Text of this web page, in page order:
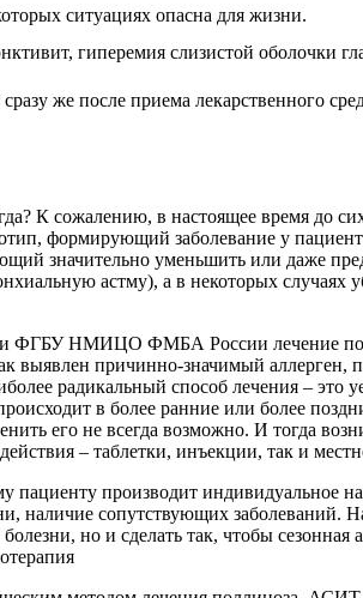
ситуациях опасна для жизни.
гиперемия слизистой оболочки
же после приема лекарственного
К сожалению, в настоящее время до
формирующий заболевание у
значительно уменьшить или даже
астму), а в некоторых
ФГБУ НМИЦО ФМБА России лечение
выявлен причинно-значимый
радикальный способ лечения –
в более ранние или более
его не всегда возможно. И тогда
– таблетки, инъекции, так и
пациенту производит индивидуальное
наличие сопутствующих
но и сделать так, чтобы